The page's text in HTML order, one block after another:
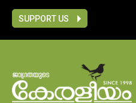
SUPPORT US